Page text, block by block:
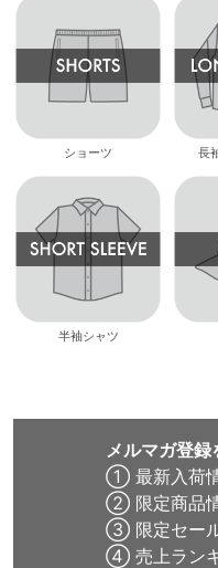
ショーツ 長
半袖シャツ
メルマガ登録
① 最新入荷
② 限定商品
③ 限定セー
④ 売上ラン